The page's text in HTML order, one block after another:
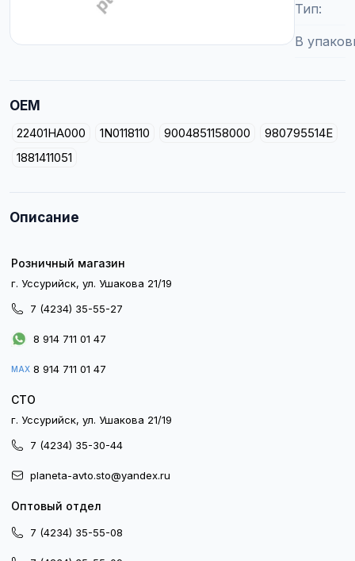
Тип
В
OEM
22401HA000 1N0118110 9004851158000
980795514E
1881411051
Описание
Розничный магазин
г. Уссурийск, ул. Ушакова 21/19
7 (4234) 35-55-27
8 914 711 01 47
MAX 8 914 711 01 47
СТО
г. Уссурийск, ул. Ушакова 21/19
7 (4234) 35-30-44
planeta-avto.sto@yandex.ru
Оптовый отдел
7 (4234) 35-55-08